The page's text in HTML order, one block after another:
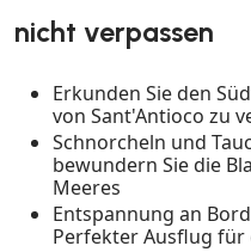
nicht verpassen
Erkunden Sie den
von Sant'Antioco zu
Schnorcheln und
bewundern Sie die
Meeres
Entspannung an
Perfekter Ausflug für